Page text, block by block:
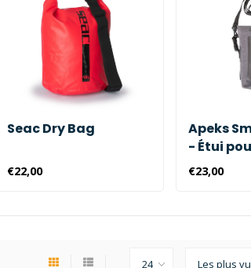
Seac Dry Bag
€22,00
Apeks
- Étui
€23,00